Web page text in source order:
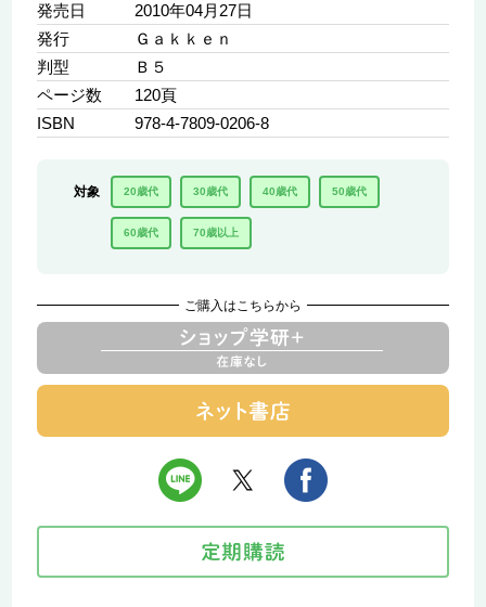
発売日
2010年04月27日
発行
Ｇａｋｋｅｎ
判型
Ｂ５
ページ数
120頁
ISBN
978-4-7809-0206-8
対象 20歳代 30歳代 40歳代 50歳代
60歳代 70歳以上
ご購入はこちらから